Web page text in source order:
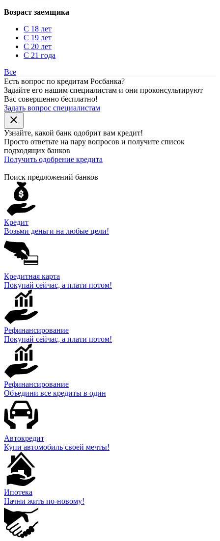
Возраст заемщика
С 18 лет
С 19 лет
С 20 лет
С 21 года
Все
Есть вопрос по кредитам Росбанка?
Задайте его нашим специалистам и они проконсультируют
Вас совершенно бесплатно!
Задать вопрос специалистам
close
Узнайте, какой банк одобрит вам кредит!
Просто ответьте на пару вопросов и получите список
подходящих банков
Получить одобрение кредита
Поиск предложений банков
Кредит
Возьми деньги на любые цели!
Кредитная карта
Покупай сейчас, а плати потом!
Рефинансирование
Покупай сейчас, а плати потом!
Рефинансирование
Объедини все кредиты в один
Автокредит
Купи автомобиль своей мечты!
Ипотека
Начни жить по-новому!